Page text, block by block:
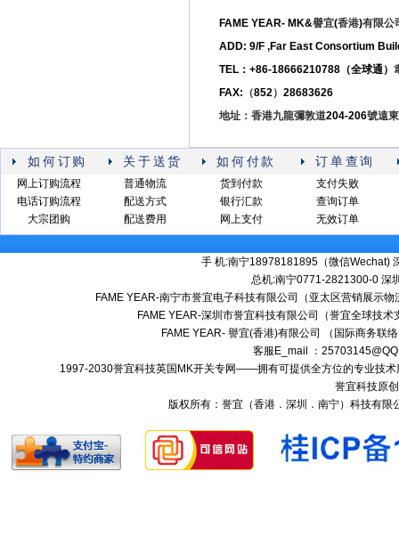
FAME YEAR- MK&譽宜(香港)有限公
ADD: 9/F ,Far East Consortium
TEL： +86-18666210788（全球通）
FAX: （852） 28683626
地址：香港九龍彌敦道204-206號遠
如何订购 关于送货 如何付款 订单查询
网上订购流程
电话订购流程
大宗团购
普通物流
配送方式
配送费用
货到付款
银行汇款
网上支付
支付失败
查询订单
无效订单
手 机:南宁18978181895（微信
总机:南宁0771-2821300-0 深
FAME YEAR-南宁市誉宜电子科技有限公司（亚太区营销展示
FAME YEAR-深圳市誉宜科技有限公司（誉宜全球技
FAME YEAR- 譽宜(香港)有限公司 （国际商务联
客服E_mail ：
1997-2030誉宜科技英国MK开关专网——拥有可提供全方位的专业技
誉宜科技原
版权所有：誉宜（香港．深圳．南宁）科技有